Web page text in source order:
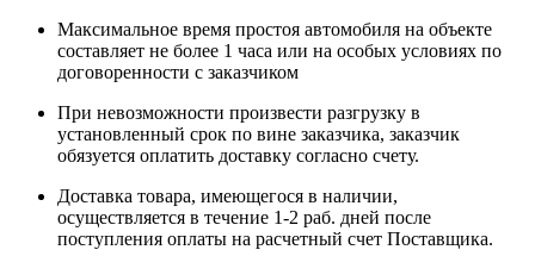
Максимальное время простоя автомобиля на объекте
составляет не более 1 часа или на особых условиях по
договоренности с заказчиком
При невозможности произвести разгрузку в
установленный срок по вине заказчика, заказчик
обязуется оплатить доставку согласно счету.
Доставка товара, имеющегося в наличии,
осуществляется в течение 1-2 раб. дней после
поступления оплаты на расчетный счет Поставщика.